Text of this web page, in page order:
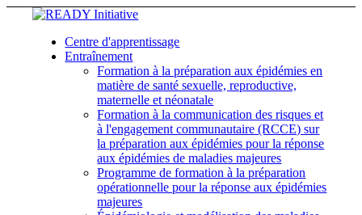
Centre d'apprentissage
Entraînement
Formation à la préparation aux épidémies en
matière de santé sexuelle, reproductive,
maternelle et néonatale
Formation à la communication des risques et
à l'engagement communautaire (RCCE) sur
la préparation aux épidémies pour la réponse
aux épidémies de maladies majeures
Programme de formation à la préparation
opérationnelle pour la réponse aux épidémies
majeures